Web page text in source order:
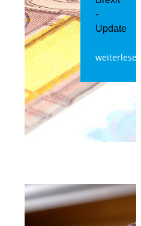
-
Update
weiterlesen